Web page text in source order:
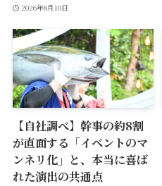
2026年8月10日
【自社調べ】幹事の約8割
が直面する「イベントのマ
ンネリ化」と、本当に喜ば
れた演出の共通点